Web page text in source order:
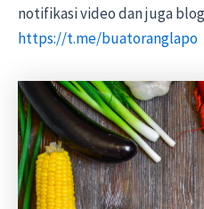
notifikasi video dan juga
https://t.me/buatoranglapo